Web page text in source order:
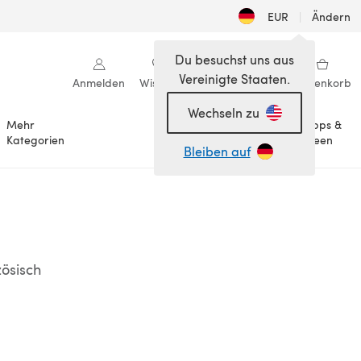
EUR | Ändern
Anmelden Wishlist Meine Bibliothek Warenkorb
Mehr
Kategorien
Anlässe
Tipps &
Ideen
Du besuchst uns aus
Vereinigte Staaten.
Wechseln zu
Bleiben auf